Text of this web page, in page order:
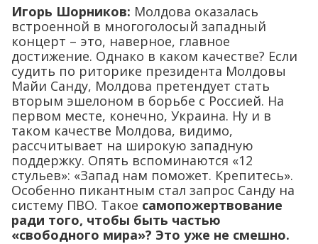
Игорь Шорников: Молдова оказалась
встроенной в многоголосый западный
концерт – это, наверное, главное
достижение. Однако в каком качестве? Если
судить по риторике президента Молдовы
Майи Санду, Молдова претендует стать
вторым эшелоном в борьбе с Россией. На
первом месте, конечно, Украина. Ну и в
таком качестве Молдова, видимо,
рассчитывает на широкую западную
поддержку. Опять вспоминаются «12
стульев»: «Запад нам поможет. Крепитесь».
Особенно пикантным стал запрос Санду на
систему ПВО. Такое самопожертвование
ради того, чтобы быть частью
«свободного мира»? Это уже не смешно.